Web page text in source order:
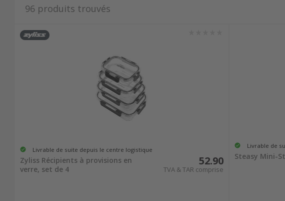
96 produits trouvés
Livrable de suite depuis le centre logistique
Zyliss Récipients à provisions en
verre, set de 4
52.90
TVA & TAR comprise
Livrable de
Steasy Mini-